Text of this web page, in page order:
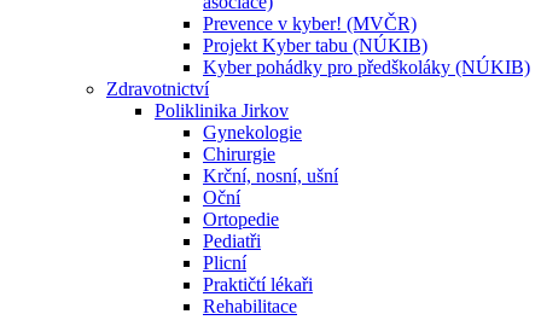
Prevence v kyber! (MVČR)
Projekt Kyber tabu (NÚKIB)
Kyber pohádky pro předškoláky (NÚKIB)
Zdravotnictví
Poliklinika Jirkov
Gynekologie
Chirurgie
Krční, nosní, ušní
Oční
Ortopedie
Pediatři
Plicní
Praktičtí lékaři
Rehabilitace